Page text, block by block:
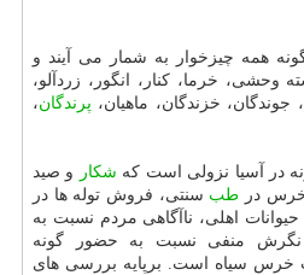
همه چیزخوار به شمار می آیند و
وحشی، خرما، كنار، انگور، زردآلو،
خزندگان، ماهیان، پرندگان،
در آسیا نزولی است كه شكار
و صید
خرس در طب سنتی، فروش توله ها در
اهلی، ناآگاهی مردم نسبت به
نگرش منفی نسبت به حضور گونه
خرس سیاه است. برپایه بررسی های